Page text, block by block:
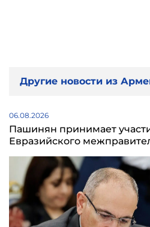
Другие новости из
06.08.2026
Пашинян принимает
Евразийского